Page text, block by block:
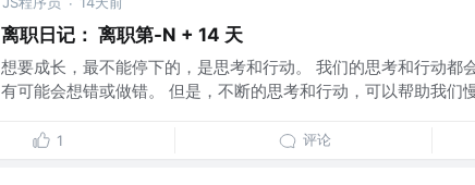
离职日记： 离职第-N + 14 天
想要成长，最不能停下的，是思考和行动。 我们的思考和行动都
有可能会想错或做错。 但是，不断的思考和行动，可以帮助我们
1 评论